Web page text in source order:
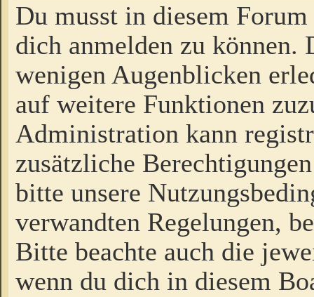
Du musst in diesem
dich anmelden zu
wenigen Augenblicken
auf weitere Funktionen
Administration kann
zusätzliche
bitte unsere
verwandten Regelungen,
Bitte beachte auch die
wenn du dich in diesem